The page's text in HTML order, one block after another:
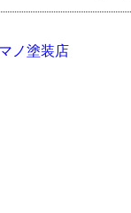
ノ塗装店